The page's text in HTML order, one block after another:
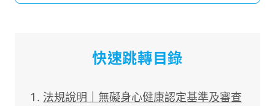
快速跳轉目錄
法規說明｜無礙身心健康認定基準及審查